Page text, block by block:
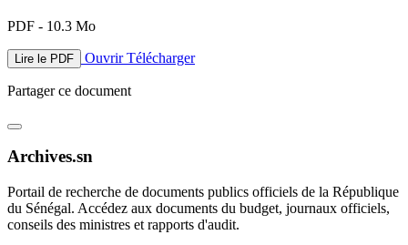
PDF - 10.3 Mo
Lire le PDF OuvrirTélécharger
Partager ce document
Archives.sn
Portail de recherche de documents publics officiels de la République
du Sénégal. Accédez aux documents du budget, journaux officiels,
conseils des ministres et rapports d'audit.